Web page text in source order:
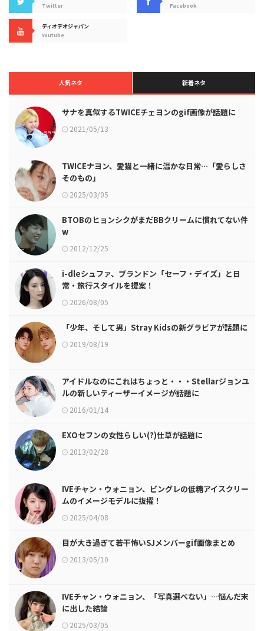
Twitter
Facebook
ディオデオジャパン
Youtube
人気ネタ 新着ネタ
サナを真似するTWICEチェヨンのgif画像が話題に
2021/05/13
TWICEナヨン、愛猫と一緒に温かな日常…「愛らしさ
そのもの」
2025/03/05
BTOBのヒョンシクがまだBBクリームに慣れてない件
w
2012/12/25
i-dleシュファ、ブランドン「セーフ・デイズ」と日
常・旅行スタイルを提案！
2026/08/05
「少年、そして男」Stray Kidsの新グラビアが話題に
2019/08/19
アイドルなのにこれはちょっと・・・Stellarジョンユ
ルの新しいティーザーイメージが話題に
2016/01/14
EXOセフンの女性らしい(?)仕草が話題に
2013/02/28
IVEチャン・ウォニョン、ビングレの低糖アイスクリー
ムのイメージモデルに抜擢！
2025/04/08
目が大き過ぎて若干怖いSJメンバーgif画像まとめ
2013/05/10
IVEチャン・ウォニョン、「写真選べない」…悩んだ末
に出した結論
2025/03/05